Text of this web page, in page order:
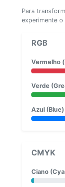
Para
experimente o
RGB
Vermelho
Verde
Azul (Blue)
CMYK
Ciano